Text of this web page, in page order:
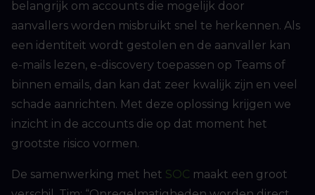
belangrijk om accounts die mogelijk door
aanvallers worden misbruikt snel te herkennen. Als
een identiteit wordt gestolen en de aanvaller kan
e-mails lezen, e-discovery toepassen op Teams of
binnen emails, dan kan dat zeer kwalijk zijn en veel
schade aanrichten. Met deze oplossing krijgen we
inzicht in de accounts die op dat moment het
grootste risico vormen.
De samenwerking met het SOC maakt een groot